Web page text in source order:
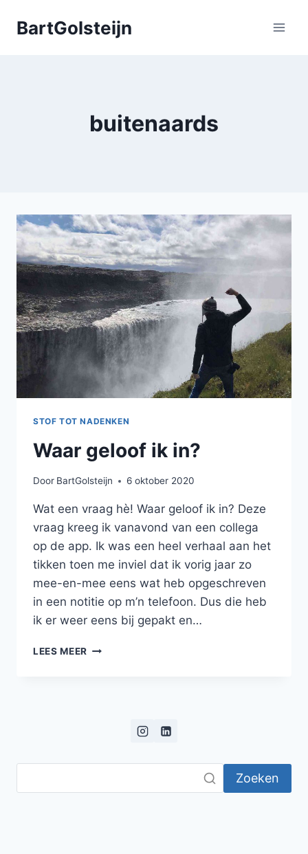
naarBartGolsteijn
buitenaards
STOF TOT NADENKEN
Waar geloof ik in?
Door BartGolsteijn 6 oktober 2020
Wat een vraag hè! Waar geloof ik in? Deze
vraag kreeg ik vanavond van een collega
op de app. Ik was een heel verhaal aan het
tikken toen me inviel dat ik vorig jaar zo
mee-en-mee eens wat heb opgeschreven
in een notitie op m’n telefoon. Dus die heb
ik er weer eens bij gepakt en…
LEES MEER WAAR
Zoeken